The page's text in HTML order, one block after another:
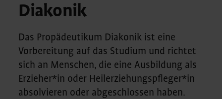
Diakonik
Das Propädeutikum Diakonik ist eine
Vorbereitung auf das Studium und richtet
sich an Menschen, die eine Ausbildung als
Erzieher*in oder Heilerziehungspfleger*in
absolvieren oder abgeschlossen haben.